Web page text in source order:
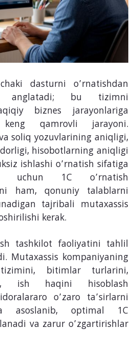
dasturni o’rnatishdan
anglatadi; bu tizimni
biznes jarayonlariga
keng qamrovli jarayoni.
soliq yozuvlarining aniqligi,
hisobotlarning aniqligi
ishlashi o’rnatish sifatiga
uchun 1C o’rnatish
ham, qonuniy talablarni
tajribali mutaxassis
kerak.
tashkilot faoliyatini tahlil
Mutaxassis kompaniyaning
bitimlar turlarini,
ish haqini hisoblash
o’zaro ta’sirlarni
asoslanib, optimal 1C
va zarur o’zgartirishlar